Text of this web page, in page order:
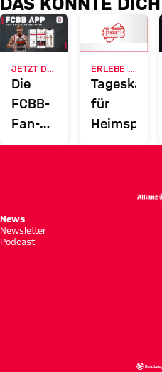
JETZT DOWNLOADEN
Die
FCBB-
Fan-
App
ERLEBE DEN FCBB
Tageskarten
für
Heimspiele
News
Newsletter
Podcast